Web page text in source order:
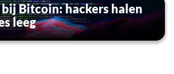
Bitcoin: hackers halen
leeg